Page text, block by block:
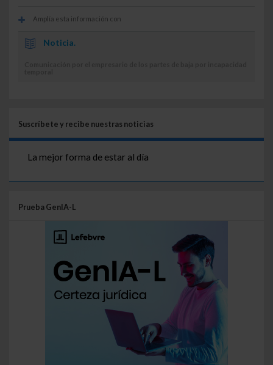
Amplía esta información con
Noticia.
Suscríbete y recibe nuestras noticias
La mejor forma de estar al día
Prueba GenIA-L